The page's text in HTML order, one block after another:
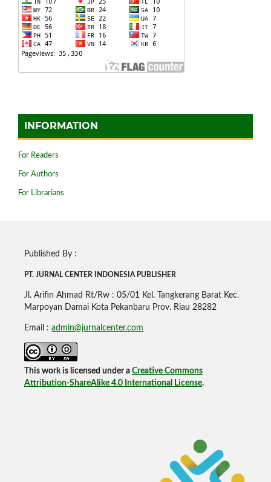
INFORMATION
For Readers
For Authors
For Librarians
Published By :
PT. JURNAL CENTER INDONESIA PUBLISHER
Jl. Arifin Ahmad Rt/Rw : 05/01 Kel. Tangkerang Barat Kec.
Marpoyan Damai Kota Pekanbaru Prov. Riau 28282
Email : admin@jurnalcenter.com
This work is licensed under a Creative Commons
Attribution-ShareAlike 4.0 International License.